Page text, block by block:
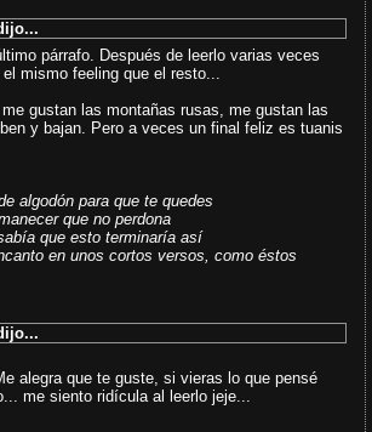
párrafo. Después de leerlo varias veces
mismo feeling que el resto...
gustan las montañas rusas, me gustan las
y bajan. Pero a veces un final feliz es tuanis
algodón para que te quedes
que no perdona
que esto terminaría así
en unos cortos versos, como éstos
alegra que te guste, si vieras lo que pensé
me siento ridícula al leerlo jeje...